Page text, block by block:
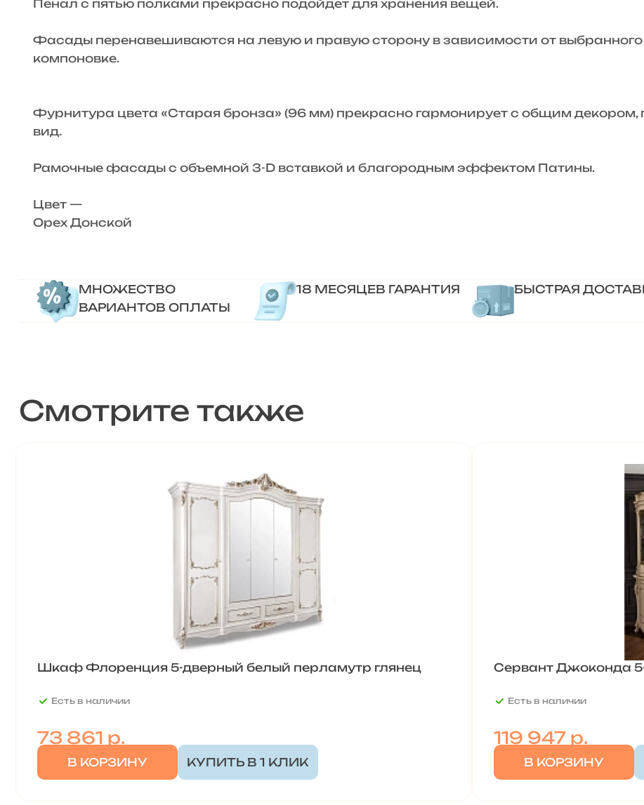
Пенал с пятью полками прекрасно подойдет для хранения вещей.
Фасады перенавешиваются на левую и правую сторону в зависимости от
компоновке.
Фурнитура цвета «Старая бронза» (96 мм) прекрасно гармонирует с общим
вид.
Рамочные фасады с объемной 3-D вставкой и благородным эффектом Патины.
Цвет —
Орех Донской
МНОЖЕСТВО
ВАРИАНТОВ ОПЛАТЫ
18 МЕСЯЦЕВ ГАРАНТИЯ БЫСТРАЯ
Смотрите также
Шкаф Флоренция 5-дверный белый перламутр глянец
Есть в наличии
73 861 р.
В КОРЗИНУ КУПИТЬ В 1 КЛИК
Сервант Джоконда
Есть в наличии
119 947р.
В КОРЗИНУ